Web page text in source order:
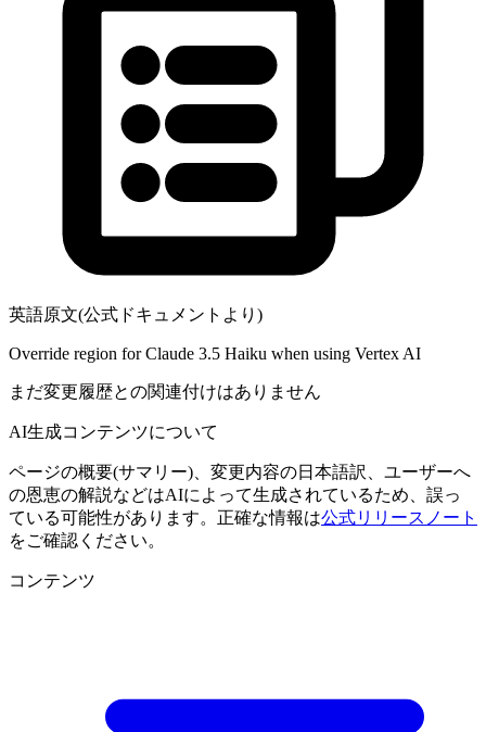
英語原文(公式ドキュメントより)
Override region for Claude 3.5 Haiku when using Vertex AI
まだ変更履歴との関連付けはありません
AI生成コンテンツについて
ページの概要(サマリー)、変更内容の日本語訳、ユーザーへ
の恩恵の解説などはAIによって生成されているため、誤っ
ている可能性があります。正確な情報は公式リリースノート
をご確認ください。
コンテンツ